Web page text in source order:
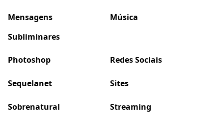
Mensagens
Subliminares
Música
Photoshop Redes Sociais
Sequelanet Sites
Sobrenatural Streaming